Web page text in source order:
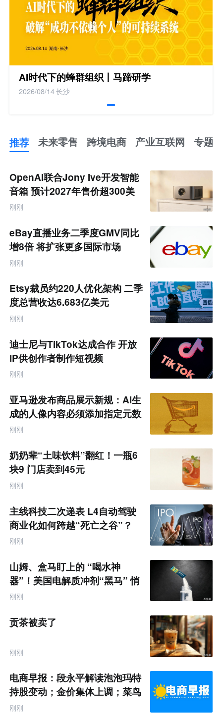
AI时代下的蜂群组织丨马蹄研学
2026/08/14长沙
推荐 未来零售 跨境电商 产业互联网 专题
来
零
售
跨
境
产
业
互
联
网
OpenAI联合Jony Ive开发智能
音箱 预计2027年售价超300美
元
刚刚
eBay直播业务二季度GMV同比
增8倍 将扩张更多国际市场
刚刚
Etsy裁员约220人优化架构 二季
度总营收达6.683亿美元
刚刚
迪士尼与TikTok达成合作 开放
IP供创作者制作短视频
刚刚
亚马逊发布商品展示新规：AI生
成的人像内容必须添加指定元数
据
刚刚
奶奶辈“土味饮料”翻红！一瓶6
块9 门店卖到45元
刚刚
主线科技二次递表 L4自动驾驶
商业化如何跨越“死亡之谷”？
刚刚
山姆、盒马盯上的 “喝水神
器”！美国电解质冲剂“黑马” 悄
悄卖了68亿
刚刚
贡茶被卖了
刚刚
电商早报：段永平解读泡泡玛特
持股变动；金价集体上调；菜鸟
推出全球三日达跨境物流
刚刚